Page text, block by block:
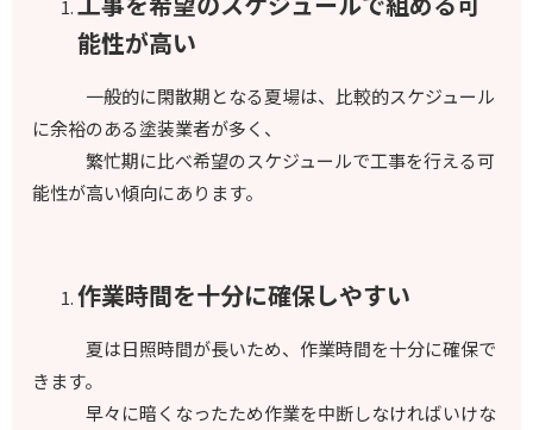
能性が高い
一般的に閑散期となる夏場は、比較的スケジュール
に余裕のある塗装業者が多く、
繁忙期に比べ希望のスケジュールで工事を行える可
能性が高い傾向にあります。
作業時間を十分に確保しやすい
夏は日照時間が長いため、作業時間を十分に確保で
きます。
早々に暗くなったため作業を中断しなければいけな